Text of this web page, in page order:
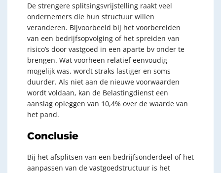
De strengere splitsingsvrijstelling raakt veel
ondernemers die hun structuur willen
veranderen. Bijvoorbeeld bij het voorbereiden
van een bedrijfsopvolging of het spreiden van
risico’s door vastgoed in een aparte bv onder te
brengen. Wat voorheen relatief eenvoudig
mogelijk was, wordt straks lastiger en soms
duurder. Als niet aan de nieuwe voorwaarden
wordt voldaan, kan de Belastingdienst een
aanslag opleggen van 10,4% over de waarde van
het pand.
Conclusie
Bij het afsplitsen van een bedrijfsonderdeel of het
aanpassen van de vastgoedstructuur is het